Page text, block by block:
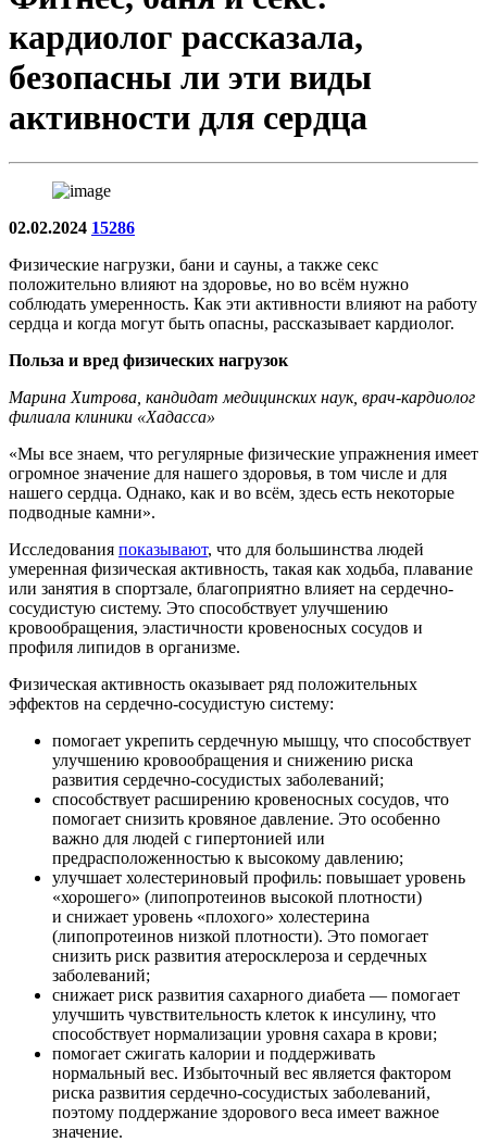
кардиолог рассказала,
безопасны ли эти виды
активности для сердца
02.02.2024 15286
Физические нагрузки, бани и сауны, а также секс
положительно влияют на здоровье, но во всём нужно
соблюдать умеренность. Как эти активности влияют на работу
сердца и когда могут быть опасны, рассказывает кардиолог.
Польза и вред физических нагрузок
Марина Хитрова, кандидат медицинских наук, врач-кардиолог
филиала клиники «Хадасса»
«Мы все знаем, что регулярные физические упражнения имеет
огромное значение для нашего здоровья, в том числе и для
нашего сердца. Однако, как и во всём, здесь есть некоторые
подводные камни».
Исследования показывают, что для большинства людей
умеренная физическая активность, такая как ходьба, плавание
или занятия в спортзале, благоприятно влияет на сердечно-
сосудистую систему. Это способствует улучшению
кровообращения, эластичности кровеносных сосудов и
профиля липидов в организме.
Физическая активность оказывает ряд положительных
эффектов на сердечно-сосудистую систему:
помогает укрепить сердечную мышцу, что способствует
улучшению кровообращения и снижению риска
развития сердечно-сосудистых заболеваний;
способствует расширению кровеносных сосудов, что
помогает снизить кровяное давление. Это особенно
важно для людей с гипертонией или
предрасположенностью к высокому давлению;
улучшает холестериновый профиль: повышает уровень
«хорошего» (липопротеинов высокой плотности)
и снижает уровень «плохого» холестерина
(липопротеинов низкой плотности). Это помогает
снизить риск развития атеросклероза и сердечных
заболеваний;
снижает риск развития сахарного диабета — помогает
улучшить чувствительность клеток к инсулину, что
способствует нормализации уровня сахара в крови;
помогает сжигать калории и поддерживать
нормальный вес. Избыточный вес является фактором
риска развития сердечно-сосудистых заболеваний,
поэтому поддержание здорового веса имеет важное
значение.